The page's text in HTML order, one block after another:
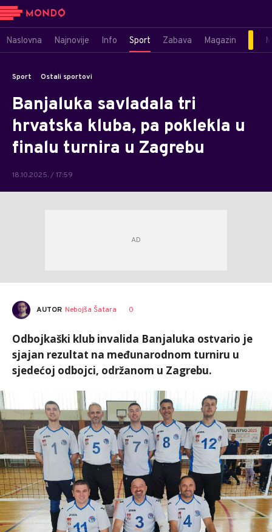
Naslovna Najnovije Info Sport Zabava Magazin
Sport Ostali sportovi
Banjaluka savladala tri
hrvatska kluba, pa poklekla u
finalu turnira u Zagrebu
18.10.2025. / 17:59
AUTOR Nebojša Šatara 0
Odbojkaški klub invalida Banjaluka ostvario je
sjajan rezultat na međunarodnom turniru u
sjedećoj odbojci, održanom u Zagrebu.